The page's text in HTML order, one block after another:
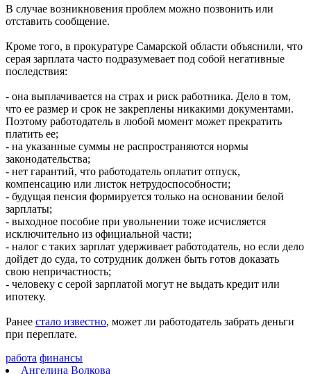
Ремонт улицы XXII Партсъезда в Самаре подходит к
завершению
В Отрадненской больнице после капремонта открылся
обновленный терапевтический корпус
06.08.2026 | 18:53
06.08.2026 | 18:46
В Самарской области прошло первое заседание Экспертного
клуба для общественного контроля за выборами
06.08.2026 | 18:26
Тольяттинцев 6 августа приглашают посмотреть кино под
звездами
06.08.2026 | 17:56
16-летний подросток восстанавливается в больнице после
налета БПЛА
06.08.2026 | 17:46
На судоремонтном заводе Самары заложили кили двух новых
пассажирских судов
06.08.2026 | 17:42
Жителей Тольятти приглашают на набережную на шоу-
вечеринку
06.08.2026 | 17:23
Стало известно, на каких улицах Самары постригли газоны 6
06.08.2026 | 17:10
На железнодорожных переездах Самарской области
06.08.2026 | 17:09
В случае возникновения проблем можно позвонить или
отставить сообщение.
Кроме того, в прокуратуре Самарской области объяснили, что
серая зарплата часто подразумевает под собой негативные
последствия:
- она выплачивается на страх и риск работника. Дело в том,
что ее размер и срок не закреплены никакими документами.
Поэтому работодатель в любой момент может прекратить
платить ее;
- на указанные суммы не распространяются нормы
законодательства;
- нет гарантий, что работодатель оплатит отпуск,
компенсацию или листок нетрудоспособности;
- будущая пенсия формируется только на основании белой
зарплаты;
- выходное пособие при увольнении тоже исчисляется
исключительно из официальной части;
- налог с таких зарплат удерживает работодатель, но если дело
дойдет до суда, то сотрудник должен быть готов доказать
свою непричастность;
- человеку с серой зарплатой могут не выдать кредит или
ипотеку.
Ранее стало известно, может ли работодатель забрать деньги
при переплате.
работа финансы
Ангелина Волкова